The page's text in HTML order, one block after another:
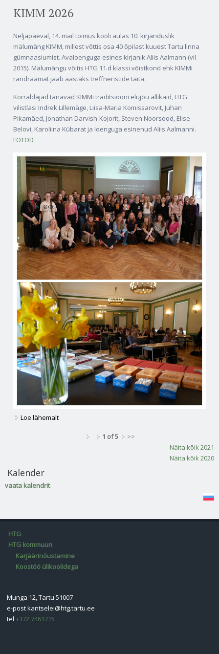
KIMM 2026
Neljapäeval, 14. mail toimus kooli aulas 10. kirjanduslik
mälumäng KIMM, millest võttis osa 40 õpilast kuuest Tartu linna
gümnaasiumist. Avaloenguga esines kirjanik Aliis Aalmann (vil
2015). Mälumängu võitis HTG 11.d klassi võistkond ehk KIMMi
rändraamat jääb aastaks treffneristide täita.
Korraldajad tänavad KIMMi traditsiooni elujõu allikaid, HTG
vilistlasi Indrek Lillemäge, Liisa-Maria Komissarovit, Juhan
Pikamäed, Jonathan Darvish-Kojorit, Steven Noorsood, Elise
Belovi, Karoliina Kübarat ja loenguga esinenud Aliis Aalmanni.
FOTOD
Loe lähemalt
1 of 5
>>
Näita kõik 2021
Näita kõik 2020
Kalender
vaata kalendrit
HTG
HTG kommuun
Karjäärinõustamine
Koostöö ülikoolidega
Munga 12, Tartu 51007
e-postkantselei@htg.tartu.ee
tel+372 7461715